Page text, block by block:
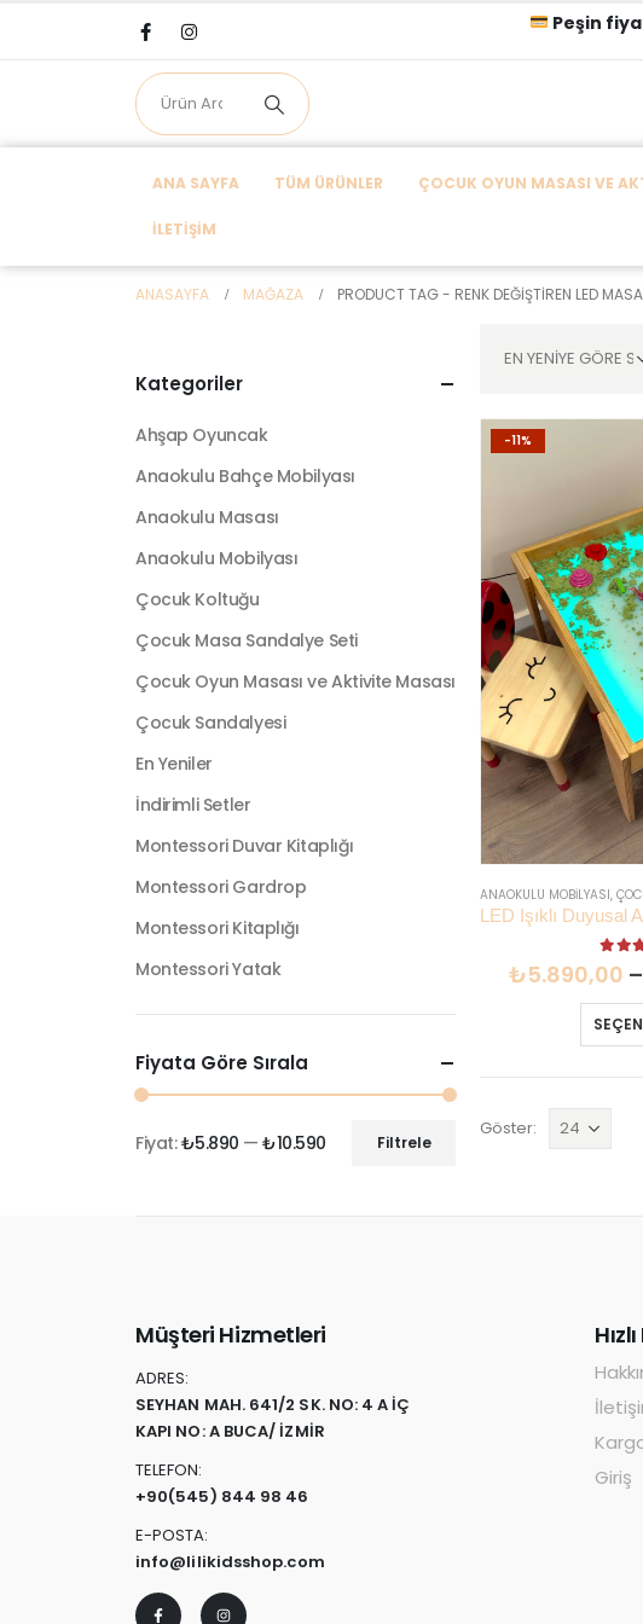
Peşin
ANA SAYFA TÜM ÜRÜNLER ÇOCUK OYUN MASASI VE
İLETIŞIM
ANASAYFA MAĞAZA PRODUCT TAG - RENK DEĞIŞTIREN LED MASA
-11%
ANAOKULU MOBILYASI,
5.00
₺5.890,00
Göster:
Kategoriler
Ahşap Oyuncak
Anaokulu Bahçe Mobilyası
Anaokulu Masası
Anaokulu Mobilyası
Çocuk Koltuğu
Çocuk Masa Sandalye Seti
Çocuk Oyun Masası ve Aktivite Masası
Çocuk Sandalyesi
En Yeniler
İndirimli Setler
Montessori Duvar Kitaplığı
Montessori Gardrop
Montessori Kitaplığı
Montessori Yatak
Fiyata Göre Sırala
Filtrele
Fiyat:₺5.890 —₺10.590
Müşteri Hizmetleri
ADRES:
SEYHAN MAH. 641/2 SK. NO: 4 A İÇ
KAPI NO: A BUCA/ İZMİR
TELEFON:
+90(545) 844 98 46
E-POSTA:
info@lilikidsshop.com
Giriş